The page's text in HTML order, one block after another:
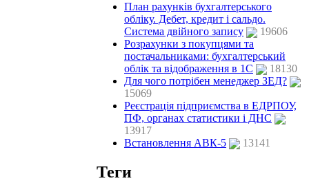
План рахунків бухгалтерського
обліку. Дебет, кредит і сальдо.
Система двійного запису
19606
Розрахунки з покупцями та
постачальниками: бухгалтерський
облік та відображення в 1С
18130
Для чого потрібен менеджер ЗЕД?
15069
Реєстрація підприємства в ЕДРПОУ,
ПФ, органах статистики і ДНС
13917
Встановлення АВК-5
13141
Теги